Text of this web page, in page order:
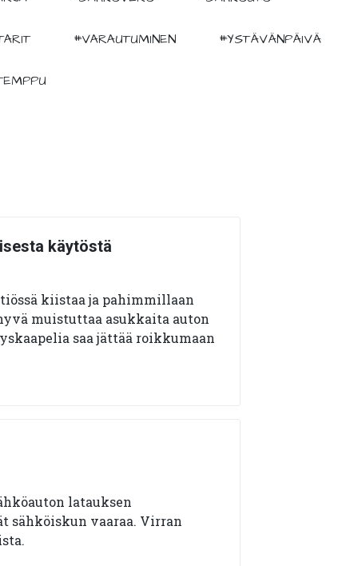
#VARAUTUMINEN #YSTÄVÄNPÄIVÄ
käytöstä
kiistaa ja pahimmillaan
muistuttaa asukkaita auton
saa jättää roikkumaan
latauksen
sähköiskun vaaraa. Virran